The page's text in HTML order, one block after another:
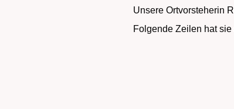
Unsere Ortvorsteherin
Folgende Zeilen hat